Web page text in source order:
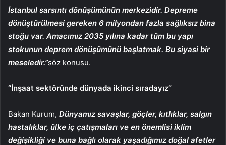
İstanbul sarsıntı dönüşümünün merkezidir. Depreme
dönüştürülmesi gereken 6 milyondan fazla sağlıksız bina
stoğu var. Amacımız 2035 yılına kadar tüm bu yapı
stokunun deprem dönüşümünü başlatmak. Bu siyasi bir
meseledir.”söz konusu.
“İnşaat sektöründe dünyada ikinci sıradayız”
Bakan Kurum, Dünyamız savaşlar, göçler, kıtlıklar, salgın
hastalıklar, ülke iç çatışmaları ve en önemlisi iklim
değişikliği ve buna bağlı olarak yaşadığımız doğal afetler